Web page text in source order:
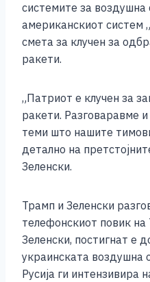
системите за воздушна
американскиот систем
смета за клучен за
ракети.
„Патриот е клучен за
ракети. Разговаравме
теми што нашите
детално на
Зеленски.
Трамп и Зеленски
телефонскиот повик
Зеленски, постигнат е
украинската воздушна
Русија ги интензивира